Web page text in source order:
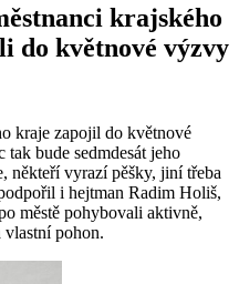
krajského
do květnové výzvy
kraje zapojil do květnové
bude sedmdesát jeho
někteří vyrazí pěšky, jiní třeba
i hejtman Radim Holiš,
městě pohybovali aktivně,
vlastní pohon.